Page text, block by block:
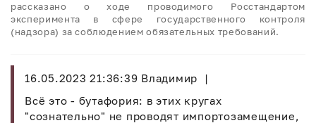
рассказано о ходе проводимого Росстандартом
эксперимента в сфере государственного контроля
(надзора) за соблюдением обязательных требований.
16.05.2023 21:36:39 Владимир |
Всё это - бутафория: в этих кругах
"сознательно" не проводят импортозамещение,